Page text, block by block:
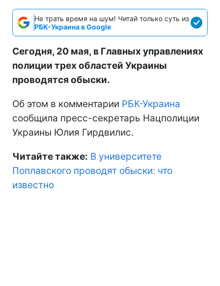
Не трать время на шум! Читай только суть из
РБК-Украина в Google
Сегодня, 20 мая, в Главных управлениях
полиции трех областей Украины
проводятся обыски.
Об этом в комментарии РБК-Украина
сообщила пресс-секретарь Нацполиции
Украины Юлия Гирдвилис.
Читайте также: В университете
Поплавского проводят обыски: что
известно